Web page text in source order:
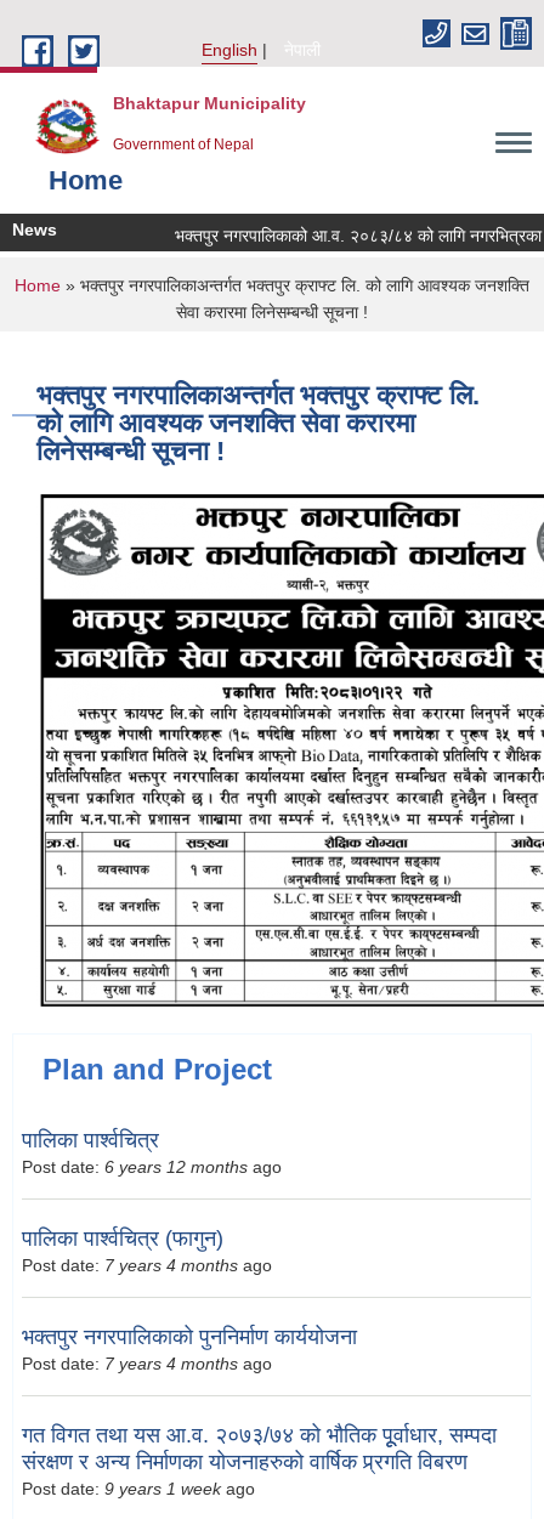
English
नेपाली
Bhaktapur Municipality
Government of Nepal
Home
News भक्तपुर नगरपालिकाको आ.व. २०८३/८४ को लागि नगरभित्रका
You are here
Home » भक्तपुर नगरपालिकाअन्तर्गत भक्तपुर क्राफ्ट लि. को लागि आवश्यक जनशक्ति
सेवा करारमा लिनेसम्बन्धी सूचना !
भक्तपुर नगरपालिकाअन्तर्गत भक्तपुर क्राफ्ट लि.
को लागि आवश्यक जनशक्ति सेवा करारमा
लिनेसम्बन्धी सूचना !
Plan and Project
पालिका पार्श्वचित्र
Post date: 6 years 12 months ago
पालिका पार्श्वचित्र (फागुन)
Post date: 7 years 4 months ago
भक्तपुर नगरपालिकाको पुननिर्माण कार्ययोजना
Post date: 7 years 4 months ago
गत विगत तथा यस आ.व. २०७३/७४ को भौतिक पूूर्वाधार, सम्पदा
संरक्षण र अन्य निर्माणका योजनाहरुको वार्षिक प्र्रगति विबरण
Post date: 9 years 1 weekago